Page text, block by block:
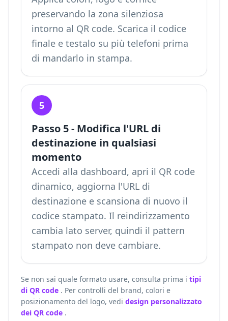
preservando la zona silenziosa
intorno al QR code. Scarica il codice
finale e testalo su più telefoni prima
di mandarlo in stampa.
5
Passo 5 - Modifica l'URL di
destinazione in qualsiasi
momento
Accedi alla dashboard, apri il QR code
dinamico, aggiorna l'URL di
destinazione e scansiona di nuovo il
codice stampato. Il reindirizzamento
cambia lato server, quindi il pattern
stampato non deve cambiare.
Se non sai quale formato usare, consulta prima i tipi
di QR code . Per controlli del brand, colori e
posizionamento del logo, vedi design personalizzato
dei QR code .